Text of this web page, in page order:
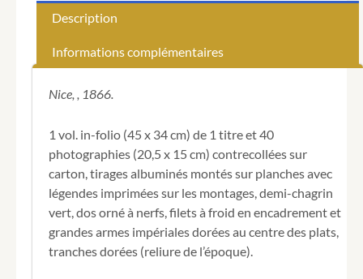
Album
de
Reproduction
des
portraits
originaux
légués
à
ville
d'Ajaccio
Description
Informations complémentaires
Nice, , 1866.
1 vol. in-folio (45 x 34 cm) de 1 titre et 40
photographies (20,5 x 15 cm) contrecollées sur
carton, tirages albuminés montés sur planches avec
légendes imprimées sur les montages, demi-chagrin
vert, dos orné à nerfs, filets à froid en encadrement et
grandes armes impériales dorées au centre des plats,
tranches dorées (reliure de l’époque).